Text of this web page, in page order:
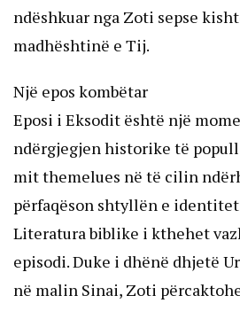
ndëshkuar nga Zoti sepse
madhështinë e Tij.
Një epos kombëtar
Eposi i Eksodit është një
ndërgjegjen historike të
mit themelues në të cilin
përfaqëson shtyllën e
Literatura biblike i kthehet
episodi. Duke i dhënë dhjetë
në malin Sinai, Zoti